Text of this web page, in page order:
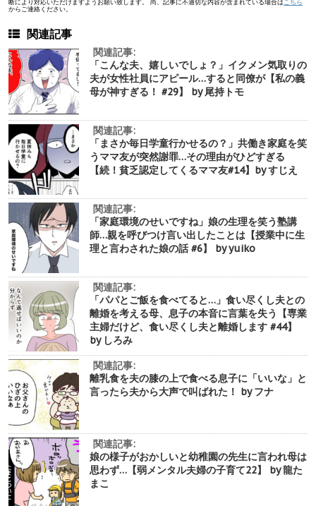
からご連絡ください。
関連記事
関連記事:
「こんな夫、嬉しいでしょ？」イクメン気取りの
夫が女性社員にアピール…すると同僚が【私の義
母が神すぎる！ #29】 by 尾持トモ
関連記事:
「まさか毎日学童行かせるの？」共働き家庭を笑
うママ友が突然謝罪…その理由がひどすぎる
【続！貧乏認定してくるママ友#14】by すじえ
関連記事:
「家庭環境のせいですね」娘の生理を笑う塾講
師…親を呼びつけ言い出したことは【授業中に生
理と言わされた娘の話 #6】 by yuiko
関連記事:
「パパとご飯を食べてると…」食い尽くし夫との
離婚を考える母、息子の本音に言葉を失う【専業
主婦だけど、食い尽くし夫と離婚します #44】
by しろみ
関連記事:
離乳食を夫の膝の上で食べる息子に「いいな」と
言ったら夫から大声で叫ばれた！ by フナ
関連記事:
娘の様子がおかしいと幼稚園の先生に言われ母は
思わず…【弱メンタル夫婦の子育て22】 by 龍た
まこ